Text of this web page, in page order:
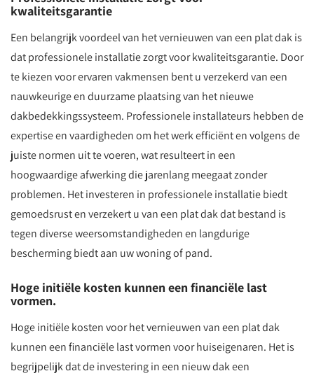
kwaliteitsgarantie
Een belangrijk voordeel van het vernieuwen van een plat dak is
dat professionele installatie zorgt voor kwaliteitsgarantie. Door
te kiezen voor ervaren vakmensen bent u verzekerd van een
nauwkeurige en duurzame plaatsing van het nieuwe
dakbedekkingssysteem. Professionele installateurs hebben de
expertise en vaardigheden om het werk efficiënt en volgens de
juiste normen uit te voeren, wat resulteert in een
hoogwaardige afwerking die jarenlang meegaat zonder
problemen. Het investeren in professionele installatie biedt
gemoedsrust en verzekert u van een plat dak dat bestand is
tegen diverse weersomstandigheden en langdurige
bescherming biedt aan uw woning of pand.
Hoge initiële kosten kunnen een financiële last
vormen.
Hoge initiële kosten voor het vernieuwen van een plat dak
kunnen een financiële last vormen voor huiseigenaren. Het is
begrijpelijk dat de investering in een nieuw dak een